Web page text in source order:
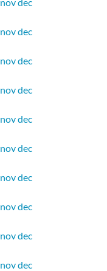
novdec
novdec
novdec
novdec
novdec
novdec
novdec
novdec
novdec